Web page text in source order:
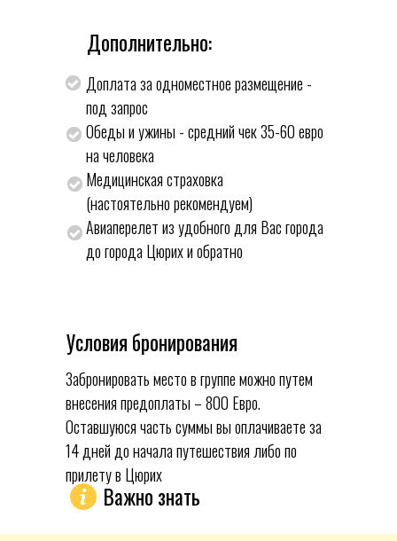
Условия бронирования
Забронировать место в группе можно путем
внесения предоплаты – 800 Евро.
Оставшуюся часть суммы вы оплачиваете за
14 дней до начала путешествия либо по
прилету в Цюрих
Дополнительно:
Важно знать
Доплата за одноместное размещение -
под запрос
Обеды и ужины - средний чек 35-60 евро
на человека
Медицинская страховка
(настоятельно рекомендуем)
Авиаперелет из удобного для Вас города
до города Цюрих и обратно